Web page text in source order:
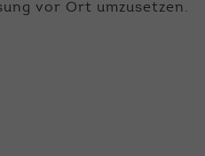
vor Ort umzusetzen.